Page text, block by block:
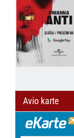
Avio karte